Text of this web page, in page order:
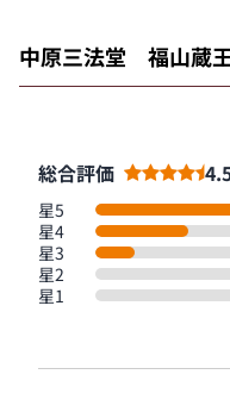
中原三法堂 福山蔵
総合評価
星5
星4
星3
星2
星1